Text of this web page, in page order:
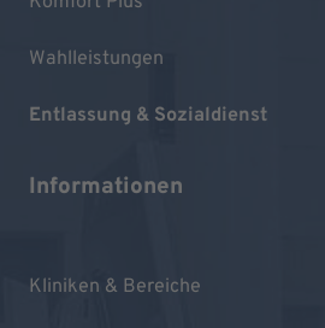
Wahlleistungen
Entlassung & Sozialdienst
Informationen
Kliniken & Bereiche